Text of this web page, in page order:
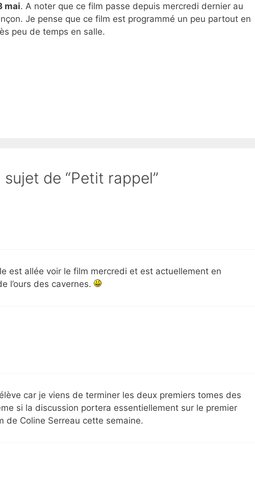
mai. A noter que ce film passe depuis mercredi dernier au
Je pense que ce film est programmé un peu partout en
peu de temps en salle.
de “Petit rappel”
est allée voir le film mercredi et est actuellement en
l’ours des cavernes.
car je viens de terminer les deux premiers tomes des
si la discussion portera essentiellement sur le premier
de Coline Serreau cette semaine.